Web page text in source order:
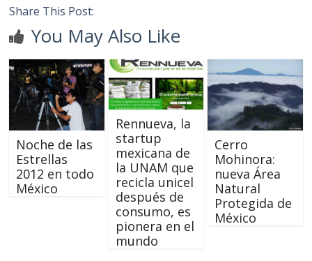
Share This Post:
You May Also Like
Noche de las
Estrellas
2012 en todo
México
Rennueva, la
startup
mexicana de
la UNAM que
recicla unicel
después de
consumo, es
pionera en el
mundo
Cerro
Mohinora:
nueva Área
Natural
Protegida de
México